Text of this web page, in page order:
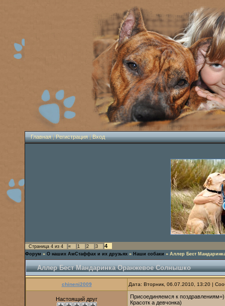
Главная|Регистрация|Вход
Страница 4 из 4 « 1 2 3 4
Форум » О наших АмСтаффах и их друзьях » Наши собаки » Аллер Бест
Аллер Бест Мандаринка Оранжевое Солнышко
chineni2009 Дата: Вторник, 06.07.2010, 13:20 |
Настоящий друг
Присоединяемся к поздравлениям=)
Красотк а девчонка)